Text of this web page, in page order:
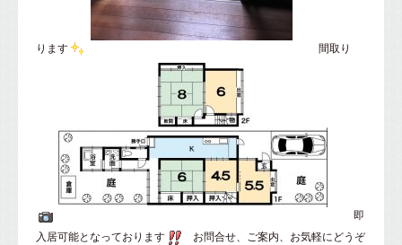
ります 間取り
即
入居可能となっております
お問合せ、ご案内、お気軽にどうぞ